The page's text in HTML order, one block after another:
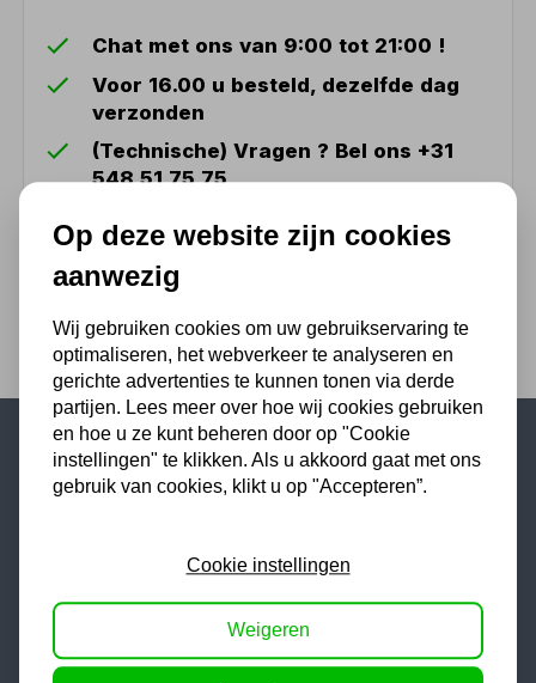
Chat met ons van 9:00 tot 21:00 !
Voor 16.00 u besteld, dezelfde dag
verzonden
(Technische) Vragen ? Bel ons +31
548 51 75 75
Twents familiebedrijf sinds 1992 !
Populaire categorieën
Tig lasapparaat
Hefbrug
Op deze website zijn cookies
aanwezig
Wij gebruiken cookies om uw gebruikservaring te
optimaliseren, het webverkeer te analyseren en
gerichte advertenties te kunnen tonen via derde
partijen. Lees meer over hoe wij cookies gebruiken
en hoe u ze kunt beheren door op "Cookie
instellingen" te klikken. Als u akkoord gaat met ons
gebruik van cookies, klikt u op "Accepteren”.
Cookie instellingen
Weigeren